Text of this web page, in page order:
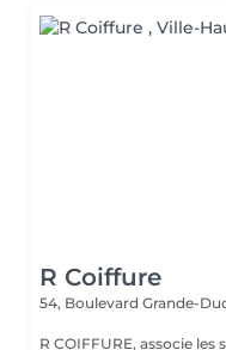
R Coiffure
54, Boulevard Grande-
R COIFFURE, associe